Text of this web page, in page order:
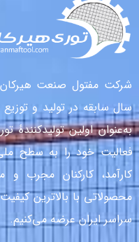
سال سابقه در تولید و توزیع
به‌عنوان اولین
فعالیت خود را به سطح
کارآمد، کارکنان مجرب و
محصولاتی با بالاترین
سراسر ایران عرضه می‌کنیم.